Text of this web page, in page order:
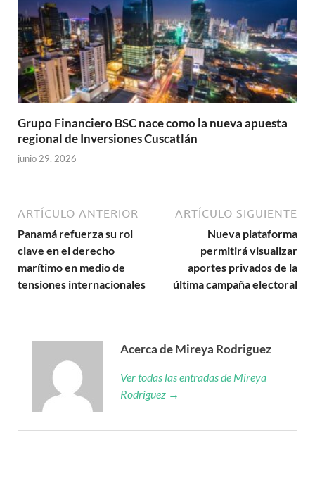
Grupo Financiero BSC nace como la nueva apuesta
regional de Inversiones Cuscatlán
junio 29, 2026
ARTÍCULO ANTERIOR
Panamá refuerza su rol
clave en el derecho
marítimo en medio de
tensiones internacionales
ARTÍCULO SIGUIENTE
Nueva plataforma
permitirá visualizar
aportes privados de la
última campaña electoral
Acerca de Mireya Rodriguez
Ver todas las entradas de Mireya
Rodriguez →